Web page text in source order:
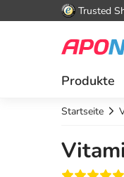
Trusted
Produkte
Startseite